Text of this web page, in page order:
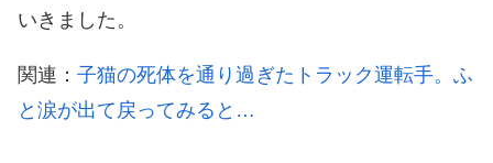
いきました。
関連： 子猫の死体を通り過ぎたトラック運転手。ふ
と涙が出て戻ってみると…